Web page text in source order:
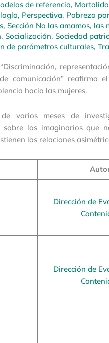
de referencia,
, Perspectiva, Pobreza
, Sección No las amamos, las
, Socialización, Sociedad
de parámetros culturales,
comunicación” reafirma
hacia las mujeres.
varios meses de
sobre los imaginarios que
las relaciones
Dirección de
Dirección de